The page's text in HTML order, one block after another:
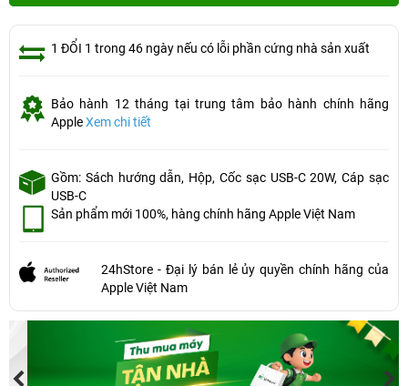
1 ĐỔI 1 trong 46 ngày nếu có lỗi phần cứng nhà sản xuất
Bảo hành 12 tháng tại trung tâm bảo hành chính hãng
AppleXem chi tiết
Gồm: Sách hướng dẫn, Hộp, Cốc sạc USB-C 20W, Cáp sạc
USB-C
Sản phẩm mới 100%, hàng chính hãng Apple Việt Nam
24hStore - Đại lý bán lẻ ủy quyền chính hãng của
Apple Việt Nam